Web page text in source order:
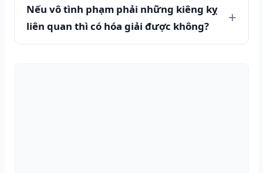
Nếu vô tình phạm phải những kiêng kỵ
liên quan thì có hóa giải được không?